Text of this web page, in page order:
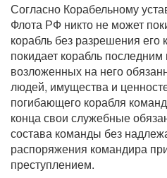
Согласно Корабельному
Флота РФ никто не может
корабль без разрешения
покидает корабль
возложенных на него
людей, имущества и
погибающего корабля
конца свои служебные
состава команды без
распоряжения командира
преступлением.